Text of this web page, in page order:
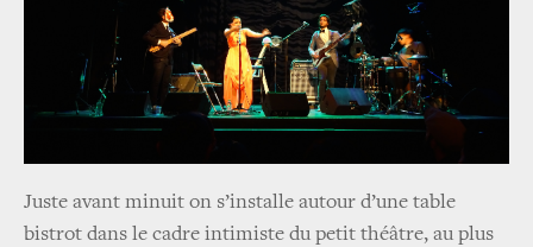
Juste avant minuit on s’installe autour d’une table
bistrot dans le cadre intimiste du petit théâtre, au plus